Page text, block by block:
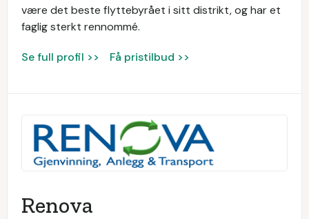
være det beste flyttebyrået i sitt distrikt, og har et
faglig sterkt rennommé.
Se full profil >> Få pristilbud >>
Renova